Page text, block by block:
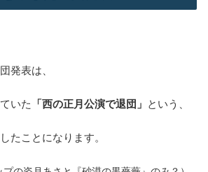
発表は、
いた 「西の正月公演で退団」 という、
たことになります。